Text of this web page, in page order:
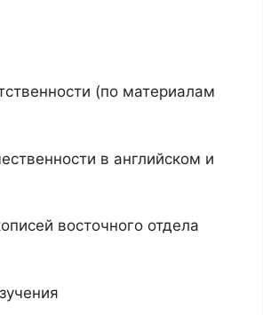
(по материалам
в английском и
восточного отдела